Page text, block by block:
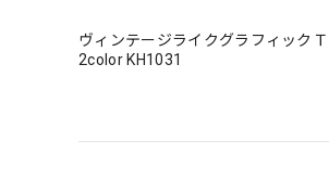
ヴィンテージライクグラフィック
2color KH1031